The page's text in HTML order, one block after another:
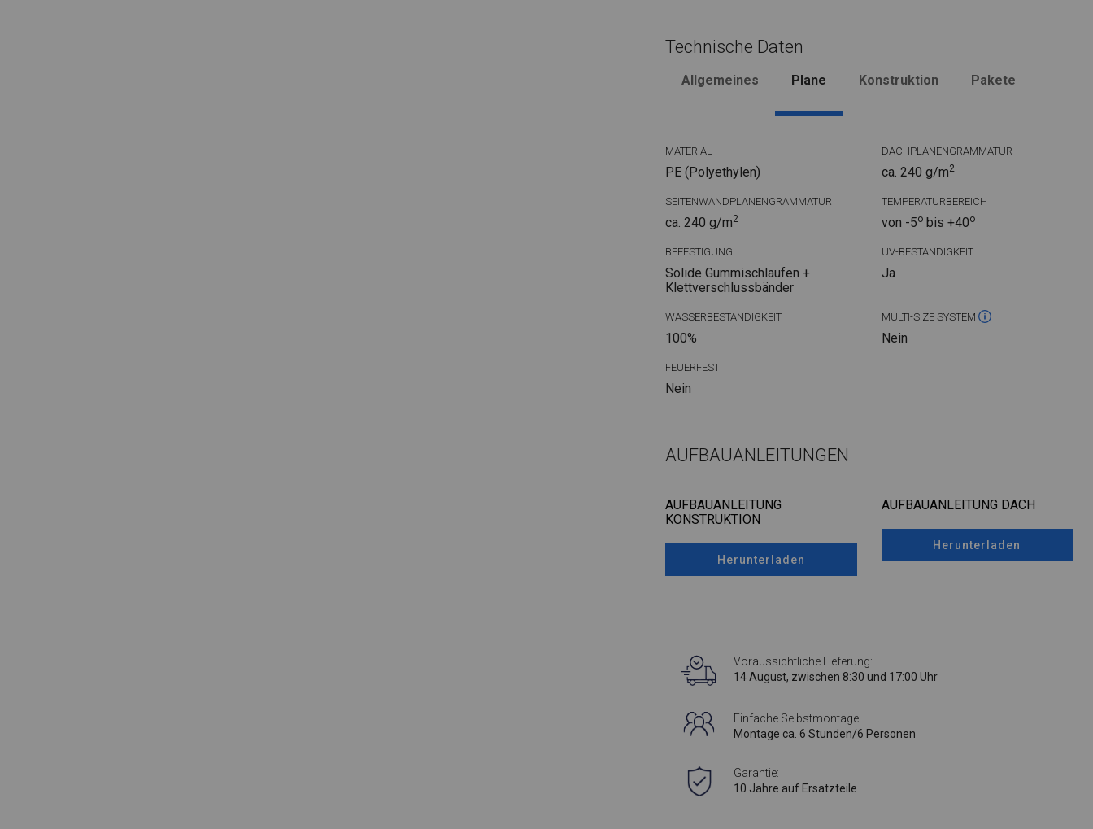
Technische Daten
Allgemeines Plane Konstruktion Pakete
MATERIAL
PE (Polyethylen)
DACHPLANENGRAMMATUR
ca. 240 g/m2
SEITENWANDPLANENGRAMMATUR
ca. 240 g/m2
TEMPERATURBEREICH
von -5obis +40o
BEFESTIGUNG
Solide Gummischlaufen +
Klettverschlussbänder
UV-BESTÄNDIGKEIT
Ja
WASSERBESTÄNDIGKEIT
100%
MULTI-SIZE SYSTEM
Nein
FEUERFEST
Nein
AUFBAUANLEITUNGEN
AUFBAUANLEITUNG
KONSTRUKTION
Herunterladen
AUFBAUANLEITUNG DACH
Herunterladen
Voraussichtliche Lieferung:
14 August, zwischen 8:30 und 17:00 Uhr
Einfache Selbstmontage:
Montage ca. 6 Stunden/6 Personen
Garantie:
10 Jahre auf Ersatzteile